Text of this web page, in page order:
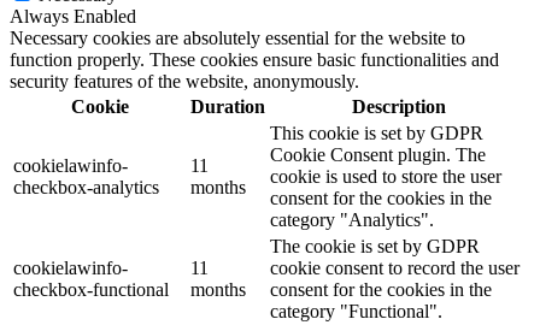
Always Enabled
Necessary cookies are absolutely essential for the website to
function properly. These cookies ensure basic functionalities and
security features of the website, anonymously.
Cookie
Duration Description
cookielawinfo-
checkbox-analytics
11
months
This cookie is set by GDPR
Cookie Consent plugin. The
cookie is used to store the user
consent for the cookies in the
category "Analytics".
cookielawinfo-
checkbox-functional
11
months
The cookie is set by GDPR
cookie consent to record the user
consent for the cookies in the
category "Functional".